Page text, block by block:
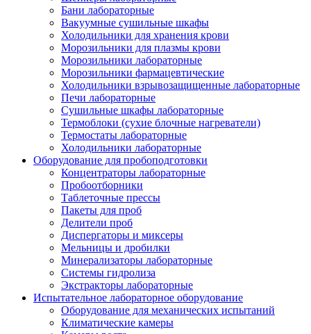
Бани лабораторные
Вакуумные сушильные шкафы
Холодильники для хранения крови
Морозильники для плазмы крови
Морозильники лабораторные
Морозильники фармацевтические
Холодильники взрывозащищенные лабораторные
Печи лабораторные
Сушильные шкафы лабораторные
Термоблоки (сухие блочные нагреватели)
Термостаты лабораторные
Холодильники лабораторные
Оборудование для пробоподготовки
Концентраторы лабораторные
Пробоотборники
Таблеточные прессы
Пакеты для проб
Делители проб
Диспергаторы и миксеры
Мельницы и дробилки
Минерализаторы лабораторные
Системы гидролиза
Экстракторы лабораторные
Испытательное лабораторное оборудование
Оборудование для механических испытаний
Климатические камеры